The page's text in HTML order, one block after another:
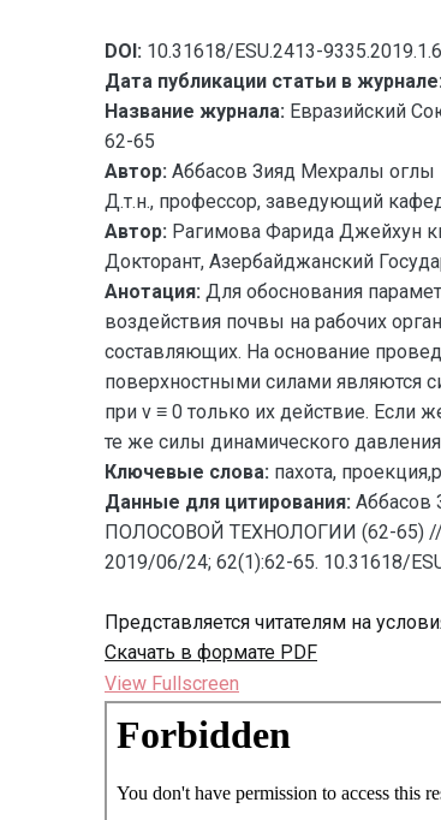
DOI: 10.31618/ESU.2413-
Дата публикации статьи в журнале:
Название журнала: Евразийский
62-65
Автор: Аббасов Зияд Мехралы оглы
Д.т.н., профессор, заведующий
Автор: Рагимова Фарида Джейхун
Докторант, Азербайджанский
Анотация: Для обоснования
воздействия почвы на рабочих
составляющих. На основание
поверхностными силами являются
при v ≡ 0 только их действие. Если
те же силы динамического
Ключевые слова: пахота,
Данные для цитирования:
ПОЛОСОВОЙ ТЕХНОЛОГИИ (62-65) //
2019/06/24; 62(1):62-65. 10.31618/
Представляется читателям на
Скачать в формате PDF
View Fullscreen
Перейти
содержимому